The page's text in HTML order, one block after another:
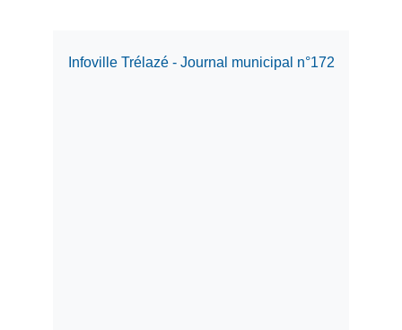
Infoville Trélazé - Journal municipal n°172